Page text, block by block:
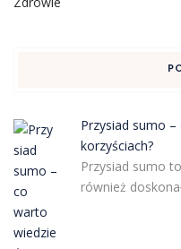
Przysiad sumo
korzyściach?
Przysiad sumo
również